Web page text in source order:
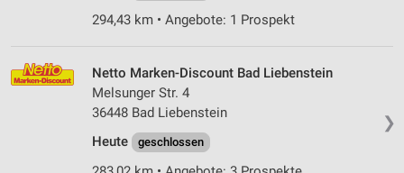
294,43 km • Angebote: 1 Prospekt
❯
Netto Marken-Discount Bad Liebenstein
Melsunger Str. 4
36448 Bad Liebenstein
Heute
geschlossen